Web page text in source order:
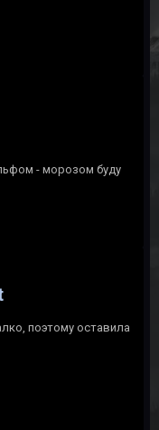
- морозом буду
поэтому оставила